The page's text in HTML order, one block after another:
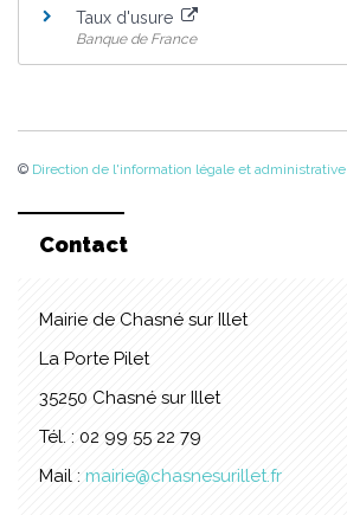
Taux d'usure
Banque de France
© Direction de l'information légale et administrative
Contact
Mairie de Chasné sur Illet
La Porte Pilet
35250 Chasné sur Illet
Tél. : 02 99 55 22 79
Mail : mairie@chasnesurillet.fr